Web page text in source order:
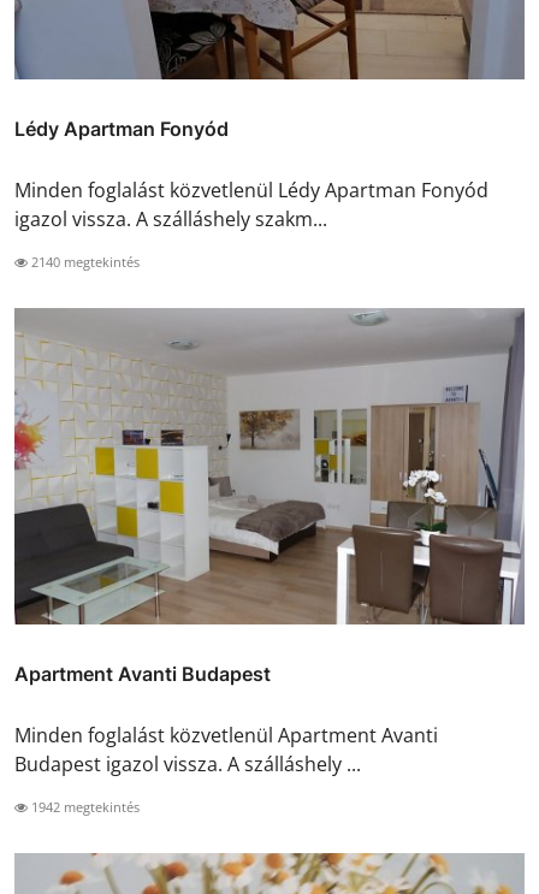
Lédy Apartman Fonyód
Minden foglalást közvetlenül Lédy Apartman Fonyód
igazol vissza. A szálláshely szakm...
2140 megtekintés
Apartment Avanti Budapest
Minden foglalást közvetlenül Apartment Avanti
Budapest igazol vissza. A szálláshely ...
1942 megtekintés